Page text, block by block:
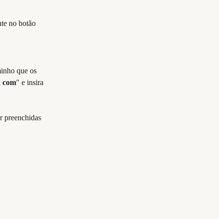
no botão
que os
com" e insira